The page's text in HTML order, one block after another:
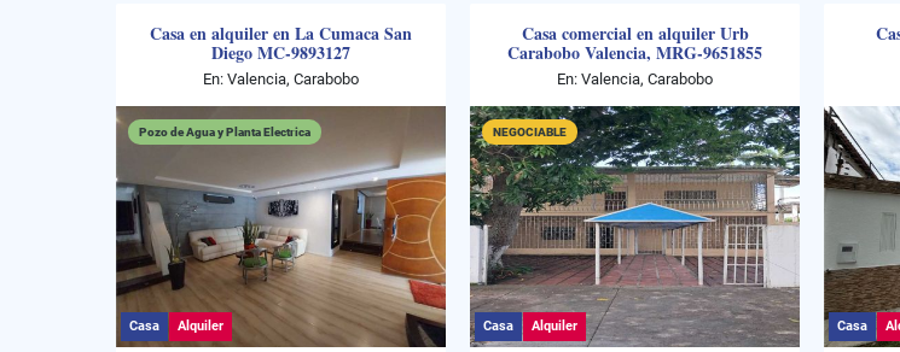
Casa en alquiler en La Cumaca San
Diego MC-9893127
En: Valencia, Carabobo
Pozo de Agua y Planta Electrica
Casa Alquiler
Casa comercial en alquiler Urb
Carabobo Valencia, MRG-9651855
En: Valencia, Carabobo
NEGOCIABLE
Casa Alquiler Casa